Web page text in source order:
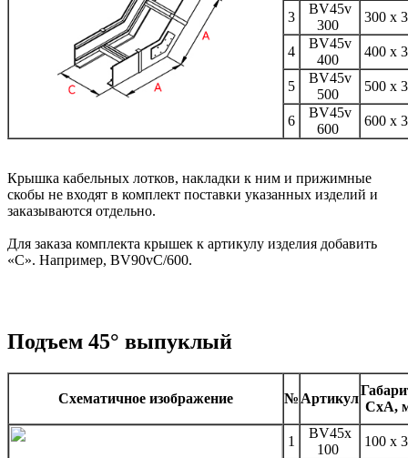
3
BV45v
300
300 х
4
BV45v
400
400 х
5
BV45v
500
500 х
6
BV45v
600
600 х
Крышка кабельных лотков, накладки к ним и прижимные
скобы не входят в комплект поставки указанных изделий и
заказываются отдельно.
Для заказа комплекта крышек к артикулу изделия добавить
«С». Например, BV90vC/600.
Подъем 45° выпуклый
Схематичное изображение № Артикул
CxA,
1
BV45x
100
100 х